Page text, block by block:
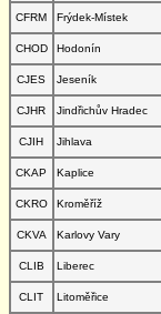
CFRM
Frýdek-Místek
CHOD
Hodonín
CJES
Jeseník
CJHR
Jindřichův Hradec
CJIH
Jihlava
CKAP
Kaplice
CKRO
Kroměříž
CKVA
Karlovy Vary
CLIB
Liberec
CLIT
Litoměřice